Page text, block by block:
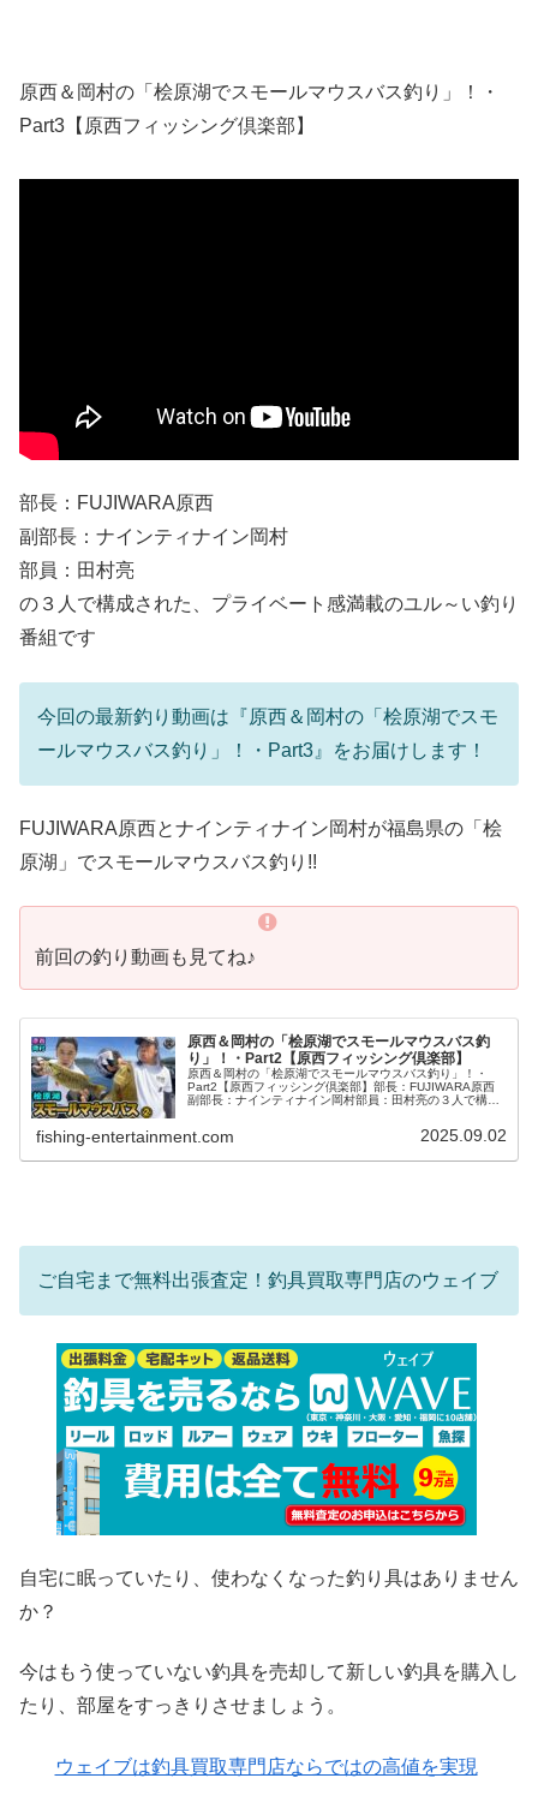
原西＆岡村の「桧原湖でスモールマウスバス釣り」！・
Part3【原西フィッシング倶楽部】
部長：FUJIWARA原西
副部長：ナインティナイン岡村
部員：田村亮
の３人で構成された、プライベート感満載のユル～い釣り
番組です
今回の最新釣り動画は『原西＆岡村の「桧原湖でスモ
ールマウスバス釣り」！・Part3』をお届けします！
FUJIWARA原西とナインティナイン岡村が福島県の「桧
原湖」でスモールマウスバス釣り!!
前回の釣り動画も見てね♪
原西＆岡村の「桧原湖でスモールマウスバス釣
り」！・Part2【原西フィッシング倶楽部】
原西＆岡村の「桧原湖でスモールマウスバス釣り」！・
Part2【原西フィッシング倶楽部】部長：FUJIWARA原西
副部長：ナインティナイン岡村部員：田村亮の３人で構成
fishing-entertainment.com 2025.09.02
ご自宅まで無料出張査定！釣具買取専門店のウェイブ
自宅に眠っていたり、使わなくなった釣り具はありません
か？
今はもう使っていない釣具を売却して新しい釣具を購入し
たり、部屋をすっきりさせましょう。
ウェイブは釣具買取専門店ならではの高値を実現